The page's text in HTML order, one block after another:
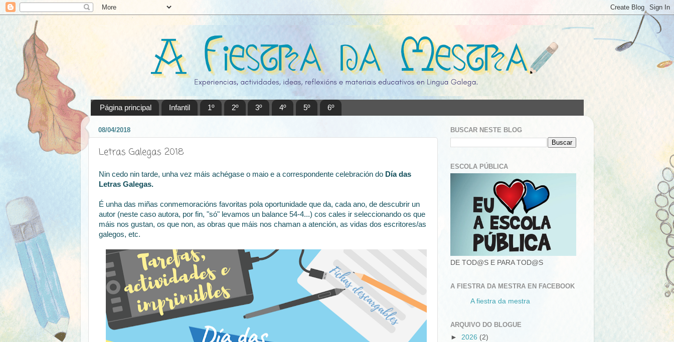
Página principal Infantil 1º 2º 3º 4º 5º 6º
08/04/2018
Letras Galegas 2018
Nin cedo nin tarde, unha vez máis achégase o maio e a correspondente celebración do Día das
Letras Galegas.
É unha das miñas conmemoracións favoritas pola oportunidade que da, cada ano, de descubrir un
autor (neste caso autora, por fin, "só" levamos un balance 54-4...) cos cales ir seleccionando os que
máis nos gustan, os que non, as obras que máis nos chaman a atención, as vidas dos escritores/as
galegos, etc.
BUSCAR NESTE BLOG
ESCOLA PÚBLICA
DE TOD@S E PARA TOD@S
A FIESTRA DA MESTRA EN FACEBOOK
A fiestra da mestra
ARQUIVO DO BLOGUE
► 2026 (2)